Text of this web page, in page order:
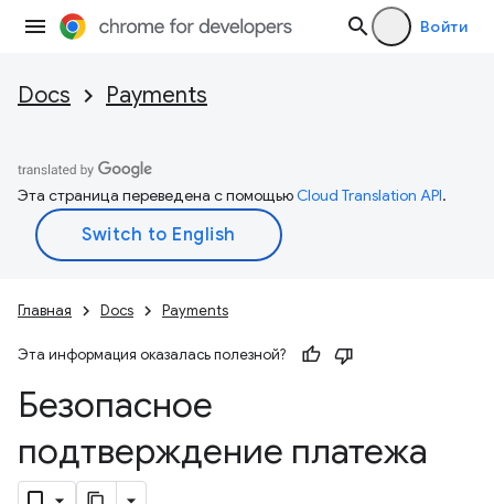
Войти
Docs Payments
Эта страница переведена с помощьюCloud Translation API.
Главная Docs Payments
Эта информация оказалась полезной?
Безопасное
подтверждение платежа